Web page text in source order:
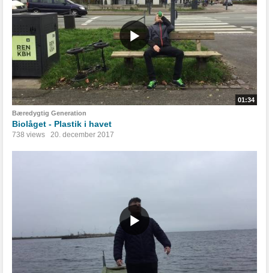
01:34
Bæredygtig Generation
Biolåget - Plastik i havet
738 views 20. december 2017